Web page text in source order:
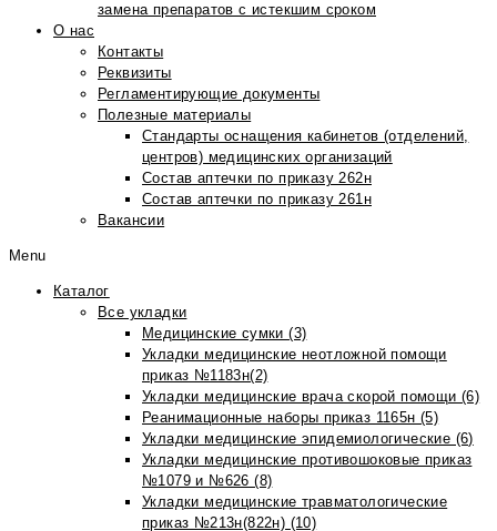
замена препаратов с истекшим сроком
О нас
Контакты
Реквизиты
Регламентирующие документы
Полезные материалы
Стандарты оснащения кабинетов (отделений,
центров) медицинских организаций
Состав аптечки по приказу 262н
Состав аптечки по приказу 261н
Вакансии
Menu
Каталог
Все укладки
Медицинские сумки (3)
Укладки медицинские неотложной помощи
приказ №1183н(2)
Укладки медицинские врача скорой помощи (6)
Реанимационные наборы приказ 1165н (5)
Укладки медицинские эпидемиологические (6)
Укладки медицинские противошоковые приказ
№1079 и №626 (8)
Укладки медицинские травматологические
приказ №213н(822н) (10)